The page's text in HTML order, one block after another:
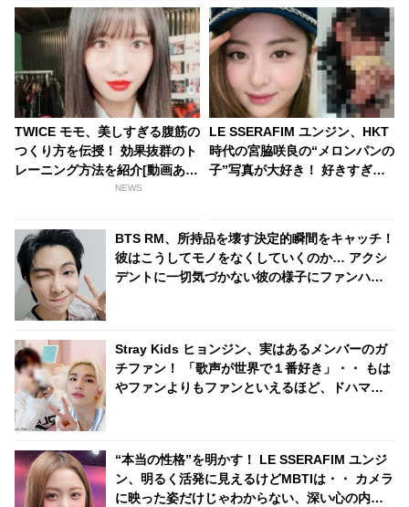
TWICE モモ、美しすぎる腹筋の
つくり方を伝授！ 効果抜群のト
レーニング方法を紹介[動画あ
NEWS
LE SSERAFIM ユンジン、HKT
時代の宮脇咲良の“メロンパンの
子”写真が大好き！ 好きすぎて
す・・ トリコになるのも納得の
どこか癖になる過去写真に注目
殺到
BTS RM、所持品を壊す決定的瞬間をキャッチ！
彼はこうしてモノをなくしていくのか… アクシ
デントに一切気づかない彼の様子にファンハラ
Stray Kids ヒョンジン、実はあるメンバーのガ
チファン！ 「歌声が世界で１番好き」・・ もは
やファンよりもファンといえるほど、ドハマり
“本当の性格”を明かす！ LE SSERAFIM ユンジ
ン、明るく活発に見えるけどMBTIは・・ カメラ
に映った姿だけじゃわからない、深い心の内と